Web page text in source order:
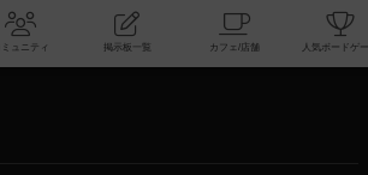
ム会 コミュニティ 掲示板一覧 カフェ/店